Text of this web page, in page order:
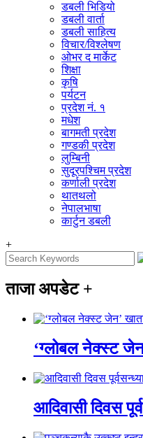
डबली भिडियो
डबली वार्ता
डबली साहित्य
विचार/विश्‍लेषण
ओभर द मार्केट
शिक्षा
कृषि
पर्यटन
प्रदेश नं. १
मधेश
बागमती प्रदेश
गण्डकी प्रदेश
लुम्बिनी
सुदूरपश्चिम प्रदेश
कर्णाली प्रदेश
थातथलो
नेपालभाषा
कार्टुन डबली
+
ताजा अपडेट +
‘ग्लोबल नेक्स्ट
आदिवासी दिवस